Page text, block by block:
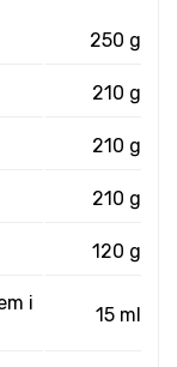
250 g
210 g
210 g
210 g
120 g
i
15 ml